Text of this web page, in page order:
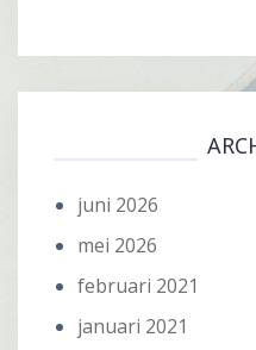
juni 2026
mei 2026
februari 2021
januari 2021